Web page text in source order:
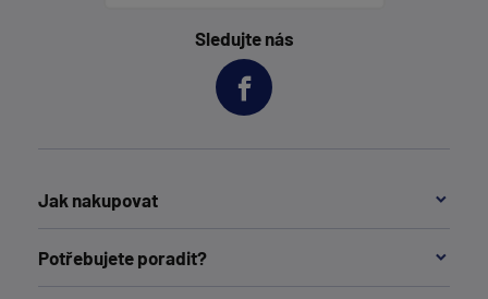
Sledujte nás
Jak nakupovat
Potřebujete poradit?